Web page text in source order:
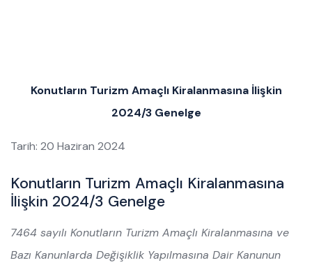
Konutların Turizm Amaçlı Kiralanmasına İlişkin
2024/3 Genelge
Tarih: 20 Haziran 2024
Konutların Turizm Amaçlı Kiralanmasına
İlişkin 2024/3 Genelge
7464 sayılı Konutların Turizm Amaçlı Kiralanmasına ve
Bazı Kanunlarda Değişiklik Yapılmasına Dair Kanunun